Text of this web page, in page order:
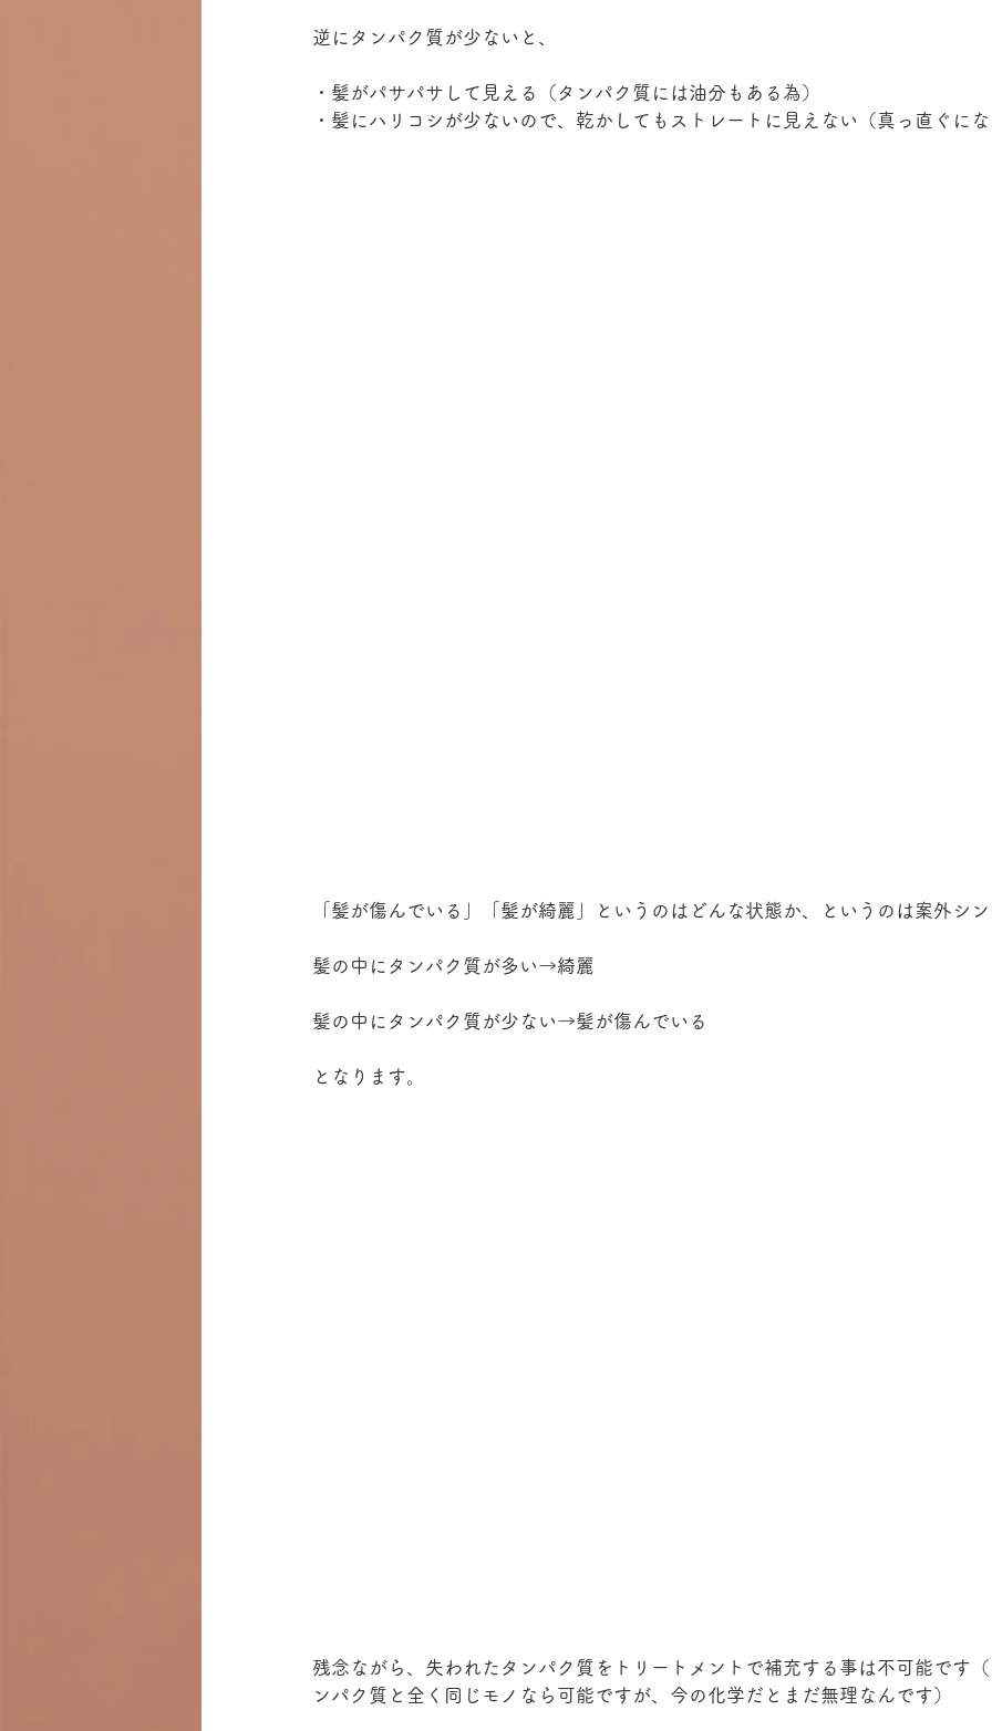
逆にタンパク質が少ないと、
・髪がパサパサして見える（タンパク質には油分もある為）
・髪にハリコシが少ないので、乾かしてもストレートに見えない（真っ直ぐに
「髪が傷んでいる」「髪が綺麗」というのはどんな状態か、というのは案外シ
髪の中にタンパク質が多い→綺麗
髪の中にタンパク質が少ない→髪が傷んでいる
となります。
残念ながら、失われたタンパク質をトリートメントで補充する事は不可能です
ンパク質と全く同じモノなら可能ですが、今の化学だとまだ無理なんです）